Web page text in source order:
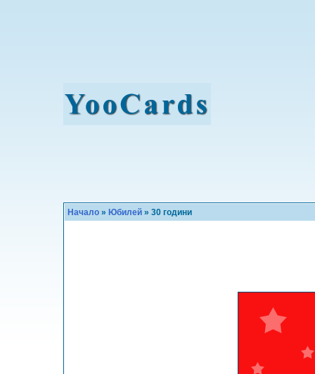
Начало » Юбилей » 30 години